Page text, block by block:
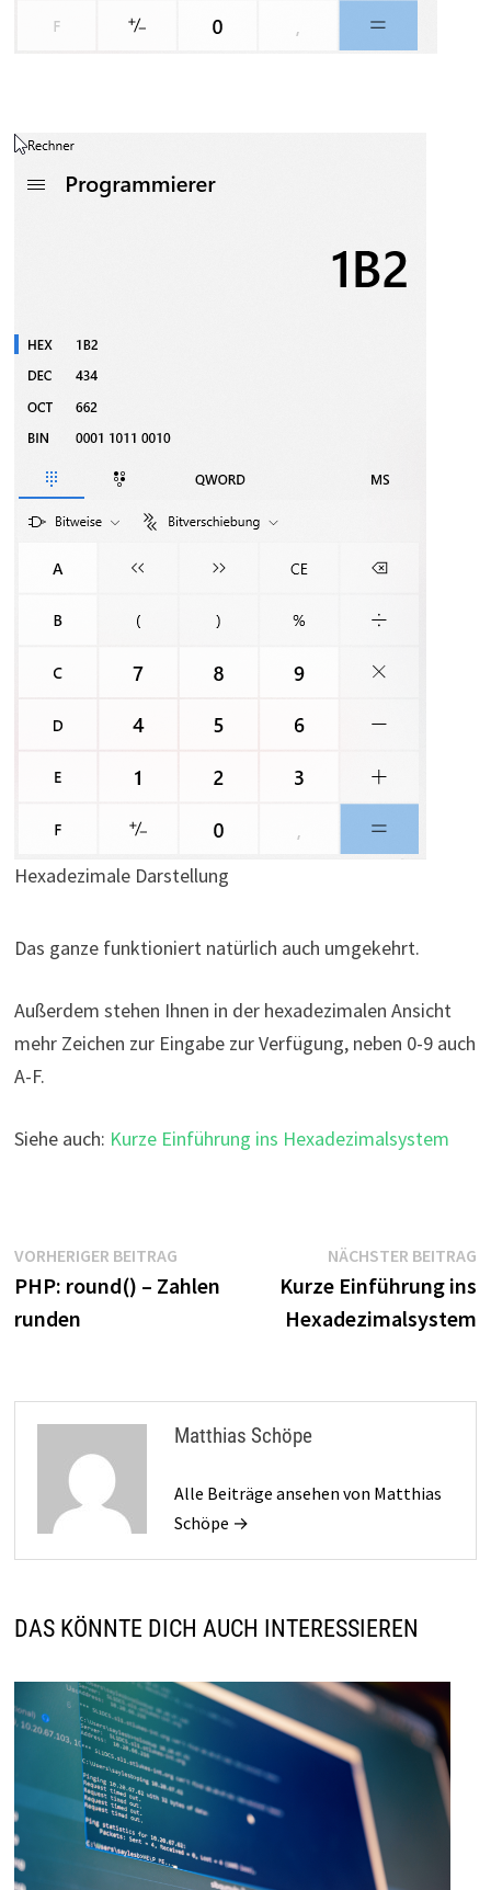
Hexadezimale Darstellung
Das ganze funktioniert natürlich auch umgekehrt.
Außerdem stehen Ihnen in der hexadezimalen Ansicht
mehr Zeichen zur Eingabe zur Verfügung, neben 0-9 auch
A-F.
Siehe auch: Kurze Einführung ins Hexadezimalsystem
Beitragsnavigation
VORHERIGER BEITRAG
Beitrag:
PHP: round() – Zahlen
runden
NÄCHSTER BEITRAG
Kurze Einführung ins
Hexadezimalsystem
Matthias Schöpe
Alle Beiträge ansehen von Matthias
Schöpe →
DAS KÖNNTE DICH AUCH INTERESSIEREN